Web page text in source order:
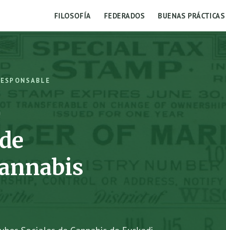
FILOSOFÍA FEDERADOS BUENAS PRÁCTICAS